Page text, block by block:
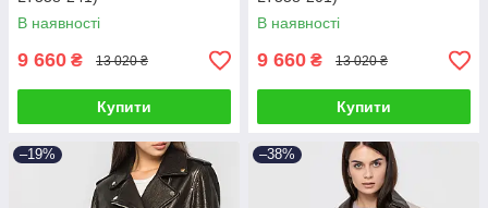
В наявності
9 660 ₴ 13 020 ₴
Купити
В наявності
9 660 ₴ 13 020 ₴
Купити
–19% –38%